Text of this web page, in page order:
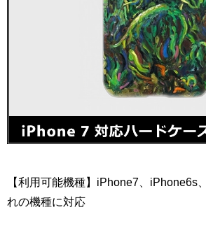
【利用可能機種】iPhone7、iPhone6s
れの機種に対応